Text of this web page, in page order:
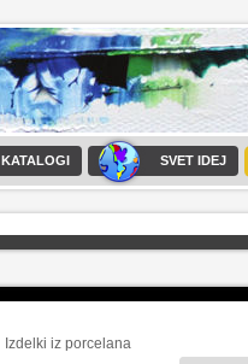
KATALOGI SVET IDEJ
Izdelki iz porcelana